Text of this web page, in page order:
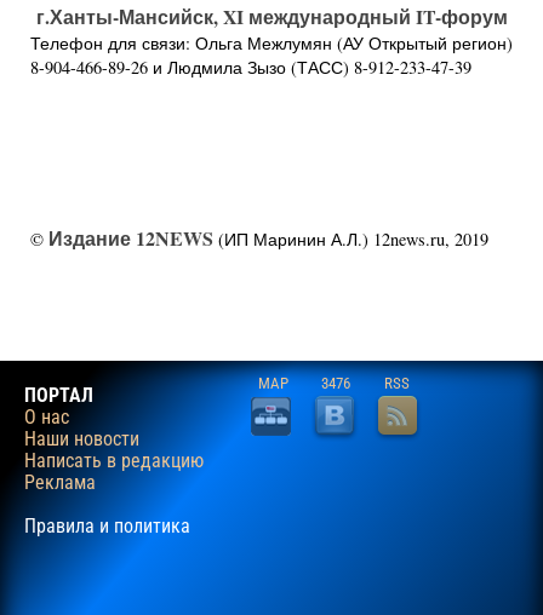
г.Ханты-Мансийск, XI международный IT-форум
Телефон для связи: Ольга Межлумян (АУ Открытый регион)
8-904-466-89-26 и Людмила Зызо (ТАСС) 8-912-233-47-39
© Издание 12NEWS (ИП Маринин А.Л.) 12news.ru, 2019
ПОРТАЛ
О нас
Наши новости
Написать в редакцию
Реклама
Правила и политика
MAP 3476 RSS